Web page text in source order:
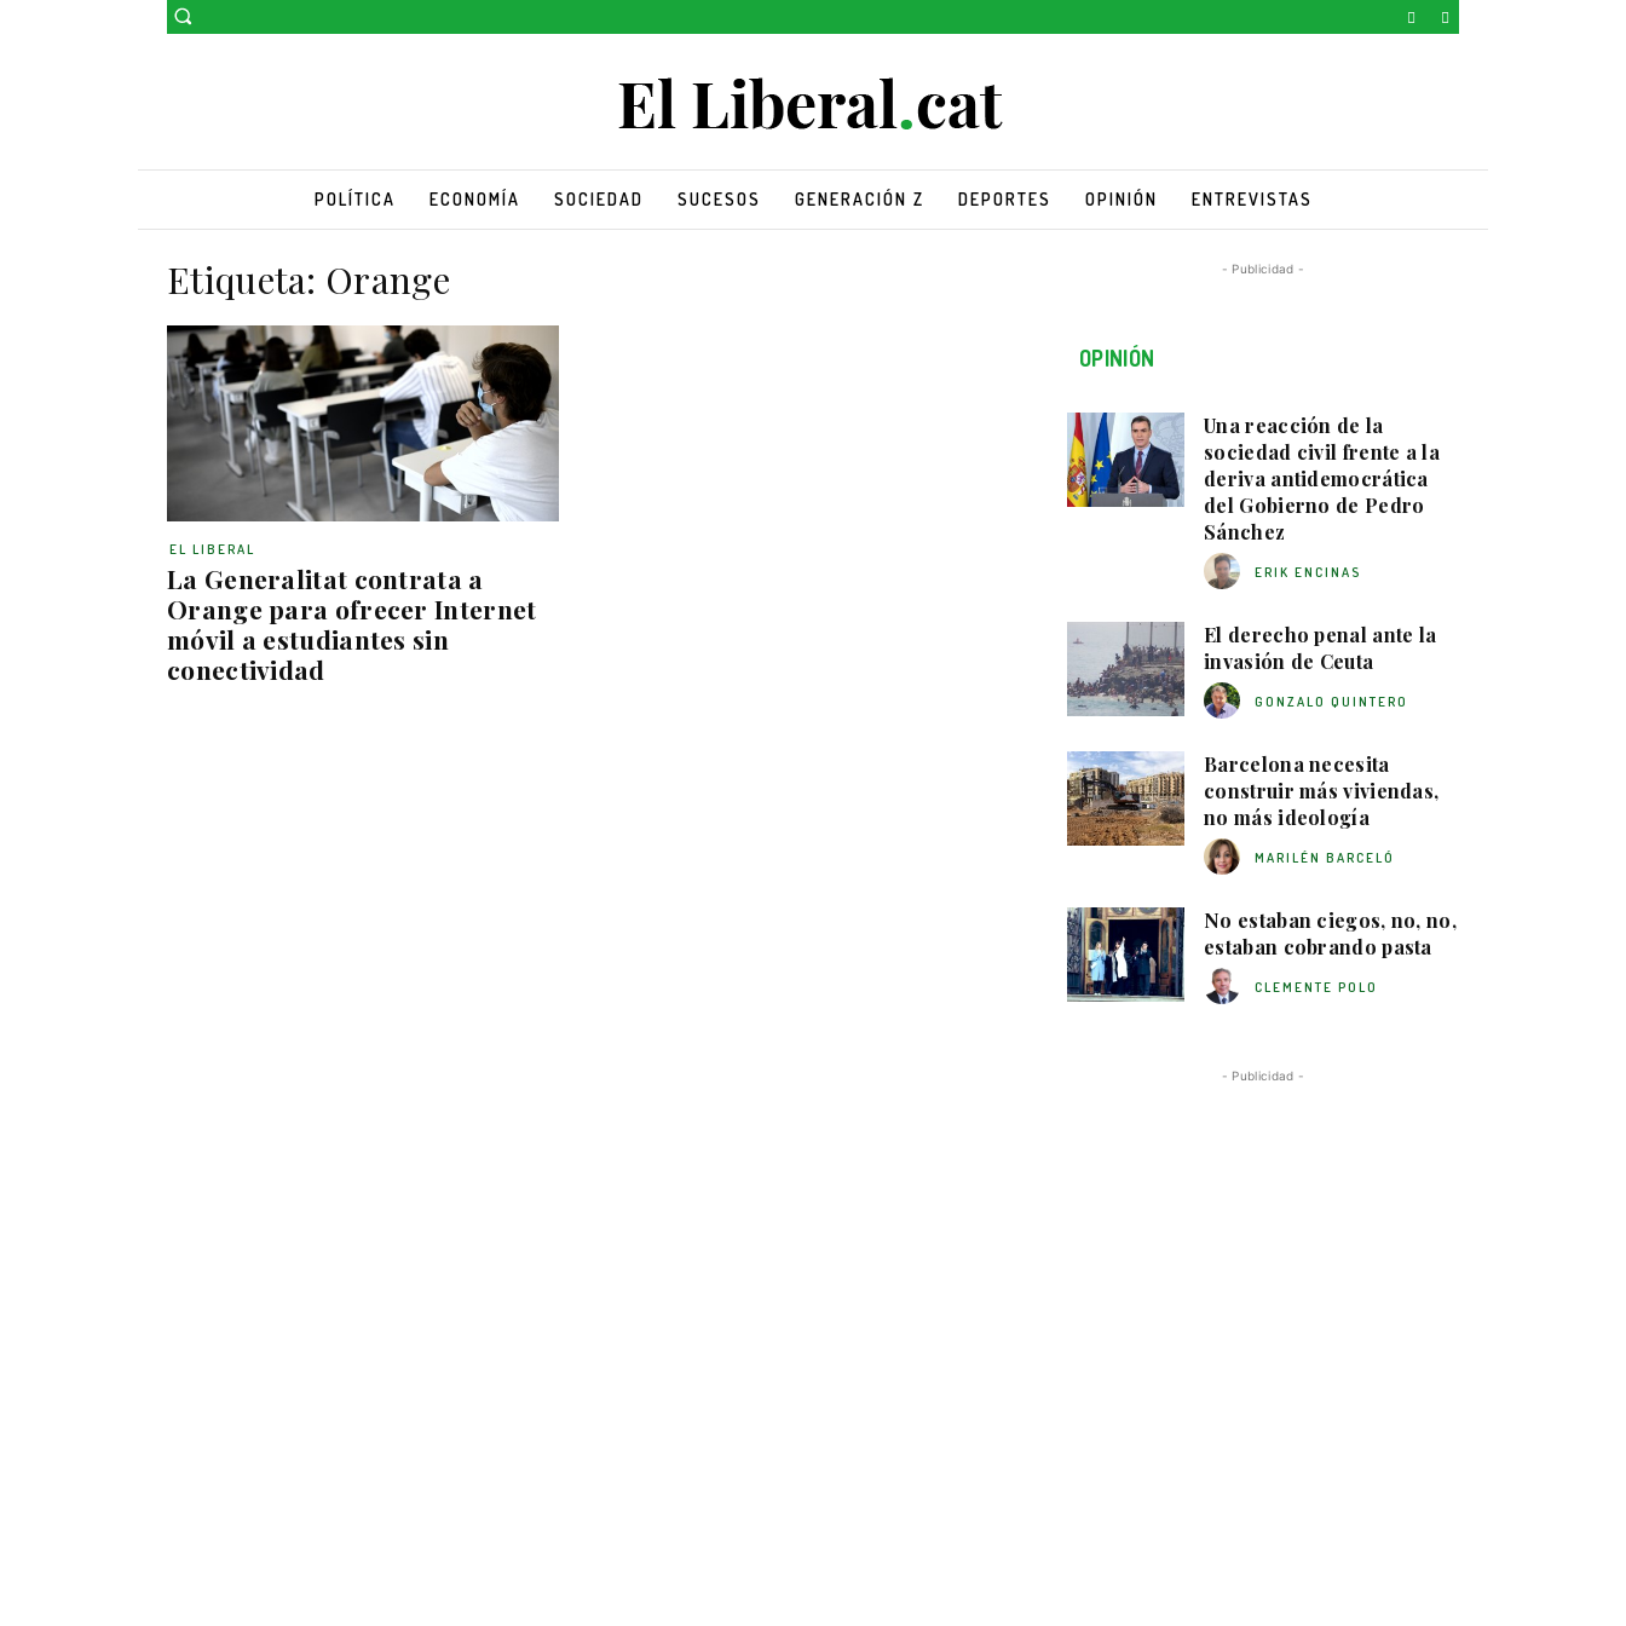
POLÍTICA ECONOMÍA SOCIEDAD SUCESOS GENERACIÓN Z DEPORTES OPINIÓN ENTREVISTAS
Etiqueta: Orange
La Generalitat contrata a
Orange para ofrecer Internet
móvil a estudiantes sin
conectividad
EL LIBERAL
- Publicidad -
OPINIÓN
Una reacción de la
sociedad civil frente a la
deriva antidemocrática
del Gobierno de Pedro
Sánchez
ERIK ENCINAS
El derecho penal ante la
invasión de Ceuta
GONZALO QUINTERO
Barcelona necesita
construir más viviendas,
no más ideología
MARILÉN BARCELÓ
No estaban ciegos, no, no,
estaban cobrando pasta
CLEMENTE POLO
- Publicidad -